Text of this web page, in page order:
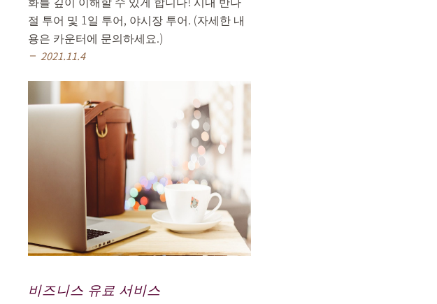
절 투어 및 1일 투어, 야시장 투어. (자세한 내
용은 카운터에 문의하세요.)
remove 2021.11.4
비즈니스 유료 서비스